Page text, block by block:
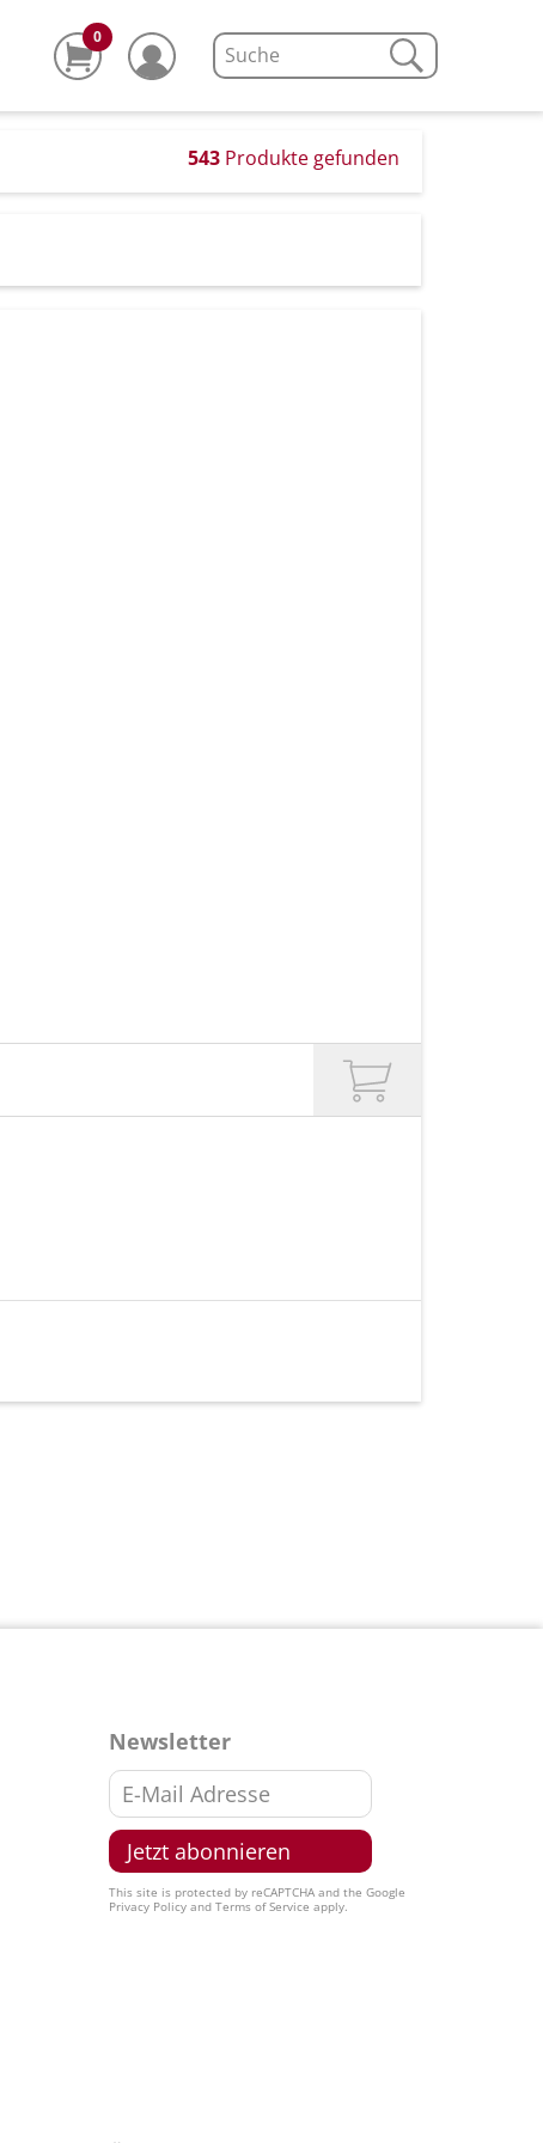
0
543 Produkte gefunden
Newsletter
This site is protected by reCAPTCHA and the Google
Privacy Policyand Terms of Service apply.